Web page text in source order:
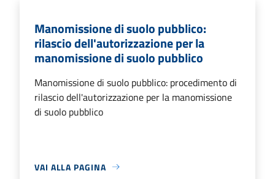
Manomissione di suolo pubblico:
rilascio dell'autorizzazione per la
manomissione di suolo pubblico
Manomissione di suolo pubblico: procedimento di
rilascio dell'autorizzazione per la manomissione
di suolo pubblico
VAI ALLA PAGINA